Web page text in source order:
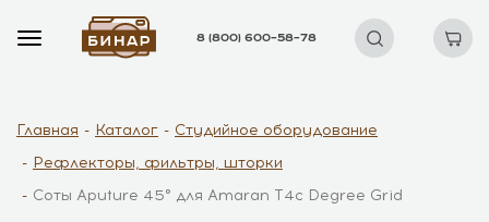
8 (800) 600–58–78
Главная Каталог
Студийное оборудование
Рефлекторы, фильтры, шторки
Соты Aputure 45° для Amaran T4c Degree Grid